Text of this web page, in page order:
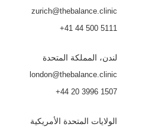
zurich@thebalance.clinic
+41 44 500 5111
لندن، المملكة المتحدة
london@thebalance.clinic
+44 20 3996 1507
الولايات المتحدة الأمريكية